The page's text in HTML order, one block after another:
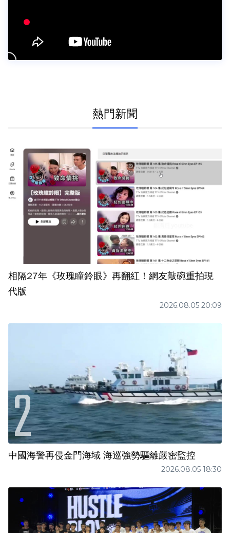
熱門新聞
相隔27年《玫瑰瞳鈴眼》再翻紅！網友敲碗重拍現
代版
2026.08.05 20:09
中國海警再侵金門海域 海巡強勢驅離嚴密監控
2026.08.05 18:30